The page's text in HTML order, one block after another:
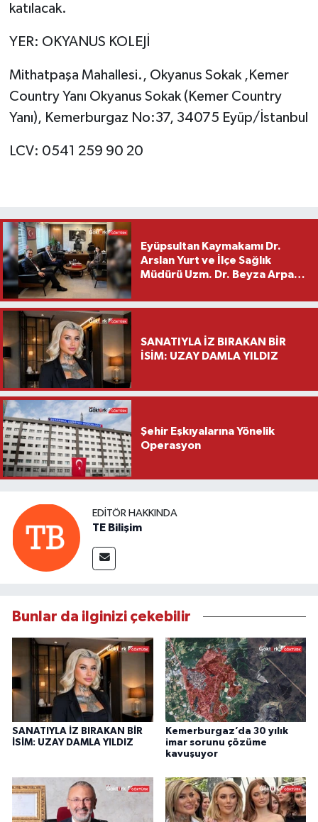
katılacak.
YER: OKYANUS KOLEJİ
Mithatpaşa Mahallesi., Okyanus Sokak ,Kemer
Country Yanı Okyanus Sokak (Kemer Country
Yanı), Kemerburgaz No:37, 34075 Eyüp/İstanbul
LCV: 0541 259 90 20
Eyüpsultan Kaymakamı Dr.
Arslan Yurt ve İlçe Sağlık
Müdürü Uzm. Dr. Beyza Arpacı
Ziyareti
SANATIYLA İZ BIRAKAN BİR
İSİM: UZAY DAMLA YILDIZ
Şehir Eşkıyalarına Yönelik
Operasyon
EDITÖR HAKKINDA
TE Bilişim
Bunlar da ilginizi çekebilir
SANATIYLA İZ BIRAKAN BİR
İSİM: UZAY DAMLA YILDIZ
Kemerburgaz’da 30 yılık
imar sorunu çözüme
kavuşuyor